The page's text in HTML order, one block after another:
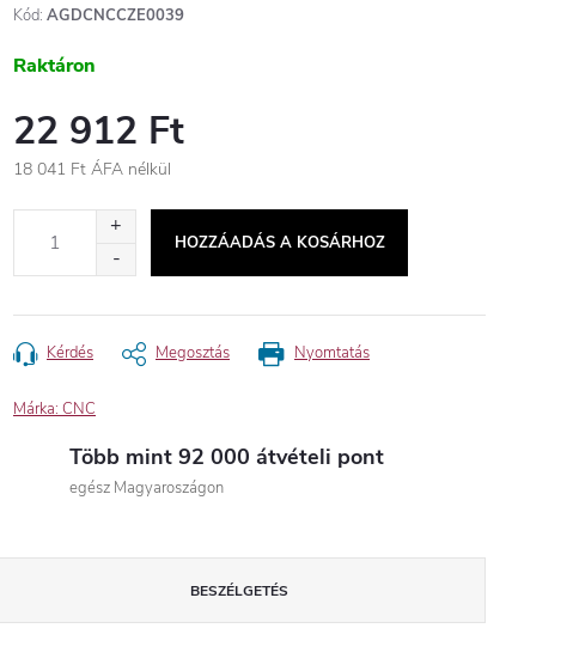
Kód: AGDCNCCZE0039
Raktáron
22 912 Ft
18 041 Ft ÁFA nélkül
HOZZÁADÁS A KOSÁRHOZ
Nyomtatás
Kérdés Megosztás
Márka: CNC
Több mint 92 000 átvételi pont
egész Magyaroszágon
BESZÉLGETÉS